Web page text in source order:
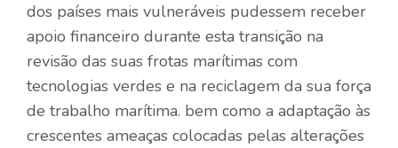
dos países mais vulneráveis ​​pudessem receber
apoio financeiro durante esta transição na
revisão das suas frotas marítimas com
tecnologias verdes e na reciclagem da sua força
de trabalho marítima. bem como a adaptação às
crescentes ameaças colocadas pelas alterações